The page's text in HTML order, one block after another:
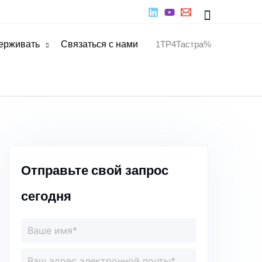
Поиск
Связаться с нами 1TP4Тастра%
Отправьте свой запрос
сегодня